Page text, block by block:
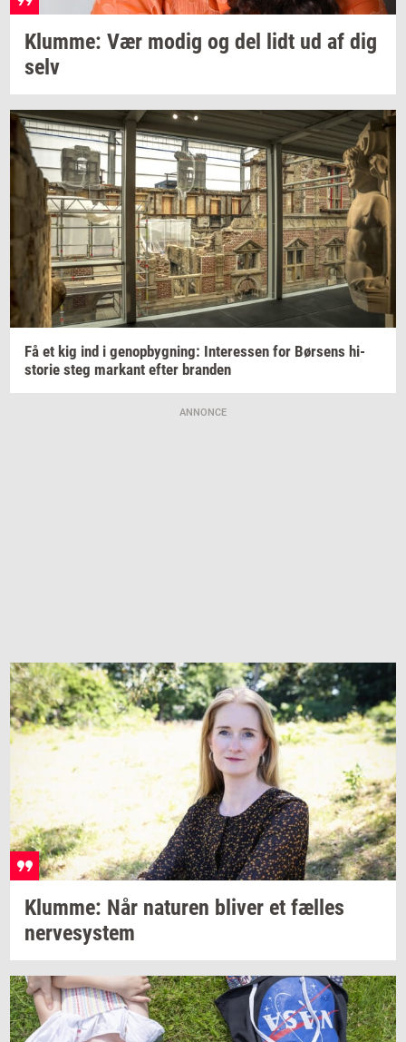
Klum­me: Vær modig og del lidt ud af dig
selv
Få et kig ind i genop­byg­ning: In­ter­es­sen for Bør­sens hi­
sto­rie steg mar­kant efter bran­den
ANNONCE
Klum­me: Når na­tu­ren bli­ver et fæl­les
ner­ve­sy­stem